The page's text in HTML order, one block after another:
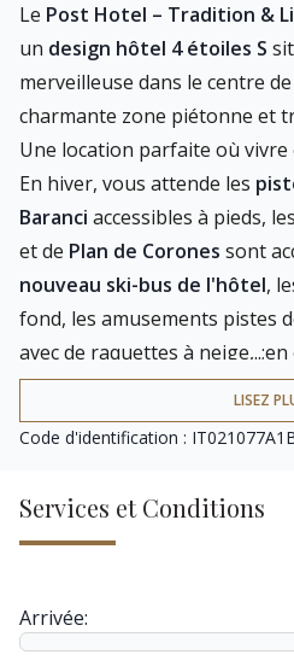
confortable salle fumeur,…
Le Post Hotel – Tradition &
un design hôtel 4 étoiles S
merveilleuse dans le centre de
charmante zone piétonne et
Une location parfaite où
En hiver, vous attende les
Baranci accessibles à pieds, les
et de Plan de Corones sont
nouveau ski-bus de l'hôtel,
fond, les amusements pistes
avec de raquettes à
pour des excursions
des randonnées faciles, des
culturelles.
Seulement pour Adultes
est
tranquillité. Seul ou en
LISEZ
Code d'identification :
Services et Conditions
Arrivée: